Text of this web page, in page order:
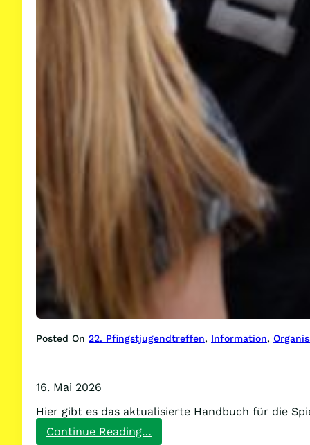
Posted On 22. Pfingstjugendtreffen, Information,
16. Mai 2026
Hier gibt es das aktualisierte Handbuch für die
Continue Reading…